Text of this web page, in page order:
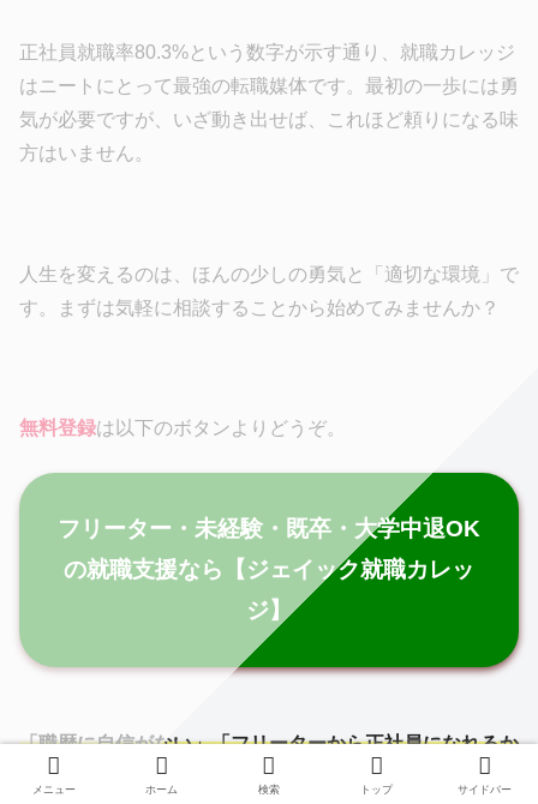
正社員就職率80.3%という数字が示す通り、就職カレッジ
はニートにとって最強の転職媒体です。最初の一歩には勇
気が必要ですが、いざ動き出せば、これほど頼りになる味
方はいません。
人生を変えるのは、ほんの少しの勇気と「適切な環境」で
す。まずは気軽に相談することから始めてみませんか？
無料登録は以下のボタンよりどうぞ。
フリーター・未経験・既卒・大学中退OK
の就職支援なら【ジェイック就職カレッ
ジ】
「職歴に自信がない」「フリーターから正社員になれるか
不安」
という方は、大手よりも未経験特化のエージェント
メニュー ホーム 検索 トップ サイドバー